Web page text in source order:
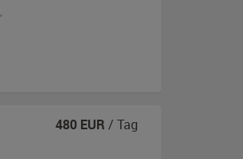
,
480 EUR / Tag